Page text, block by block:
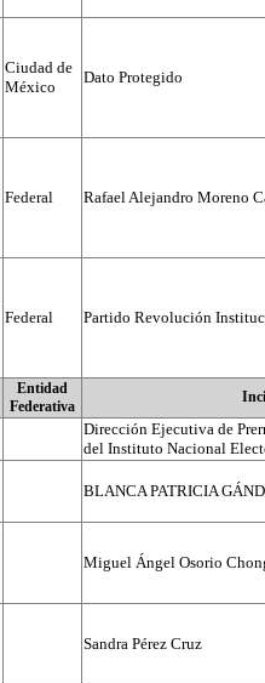
Ciudad de
México
Dato Protegido
Federal Rafael Alejandro Moreno
Federal Partido Revolución
Entidad
Federativa
Dirección Ejecutiva de
del Instituto Nacional
BLANCA PATRICIA
Miguel Ángel Osorio
Sandra Pérez Cruz